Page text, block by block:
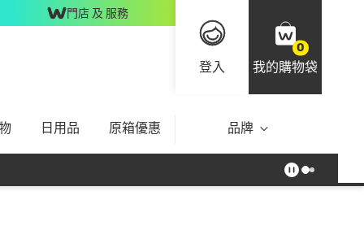
門店 及 服務
登入
0
我的購物袋
日用品 原箱優惠 品牌